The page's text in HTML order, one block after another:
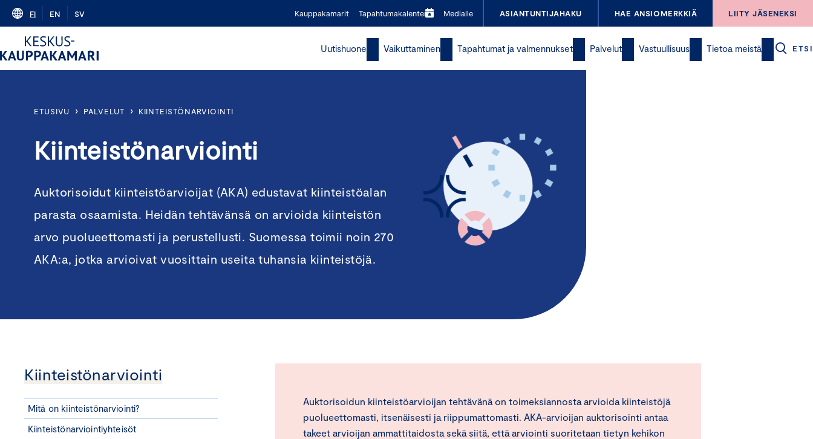
Skip
content
FI EN SV Kauppakamarit Tapahtumakalenteri Medialle ASIANTUNTIJAHAKU HAE ANSIOMERKKIÄ LIITY JÄSENEKSI
Uutishuone Vaikuttaminen Tapahtumat ja valmennukset Palvelut Vastuullisuus Tietoa meistä ETSI
ETUSIVU › PALVELUT › KIINTEISTÖNARVIOINTI
Kiinteistönarviointi
Auktorisoidut kiinteistöarvioijat (AKA) edustavat kiinteistöalan
parasta osaamista. Heidän tehtävänsä on arvioida kiinteistön
arvo puolueettomasti ja perustellusti. Suomessa toimii noin 270
AKA:a, jotka arvioivat vuosittain useita tuhansia kiinteistöjä.
Kiinteistönarviointi
Mitä on kiinteistönarviointi?
Kiinteistönarviointiyhteisöt
Auktorisoidun kiinteistöarvioijan tehtävänä on toimeksiannosta arvioida kiinteistöjä
puolueettomasti, itsenäisesti ja riippumattomasti. AKA-arvioijan auktorisointi antaa
takeet arvioijan ammattitaidosta sekä siitä, että arviointi suoritetaan tietyn kehikon